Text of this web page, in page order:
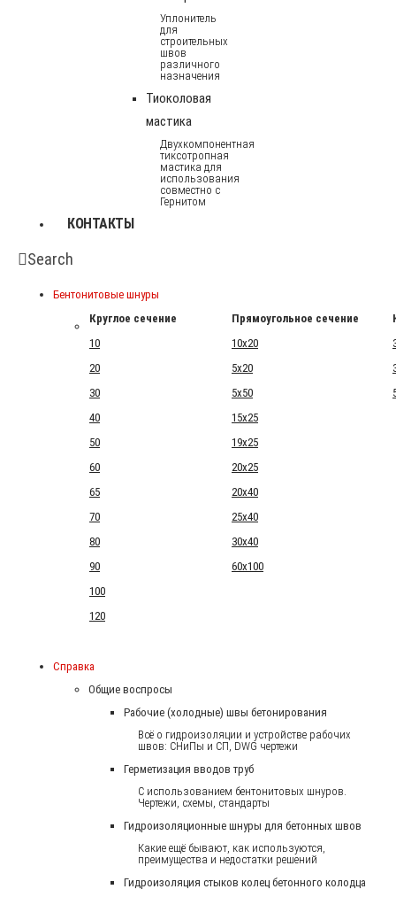
Уплонитель
для
строительных
швов
различного
назначения
Тиоколовая
мастика
Двухкомпонентная
тиксотропная
мастика для
использования
совместно с
Гернитом
КОНТАКТЫ
Search
Бентонитовые шнуры
Круглое сечение
Прямоугольное сечение
10
10x20
20
5x20
30
5x50
40
15x25
50
19x25
60
20x25
65
20x40
70
25x40
80
30x40
90
60x100
100
120
Справка
Общие воспросы
Рабочие (холодные) швы бетонирования
Всё о гидроизоляции и устройстве рабочих
швов: СНиПы и СП, DWG чертежи
Герметизация вводов труб
С использованием бентонитовых шнуров.
Чертежи, схемы, стандарты
Гидроизоляционные шнуры для бетонных швов
Какие ещё бывают, как используются,
преимущества и недостатки решений
Гидроизоляция стыков колец бетонного колодца